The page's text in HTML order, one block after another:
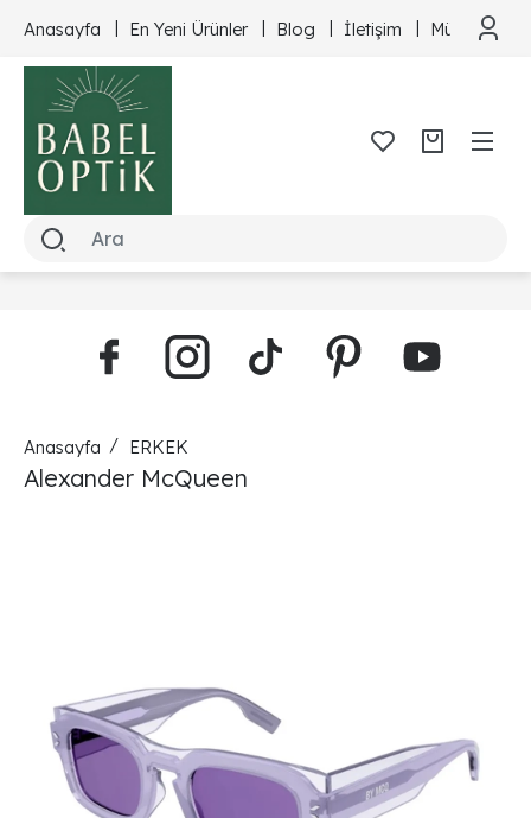
Anasayfa En Yeni Ürünler Blog İletişim Müşteri
Anasayfa ERKEK
Alexander McQueen